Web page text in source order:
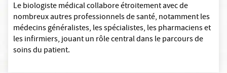
Le biologiste médical collabore étroitement avec de
nombreux autres professionnels de santé, notamment les
médecins généralistes, les spécialistes, les pharmaciens et
les infirmiers, jouant un rôle central dans le parcours de
soins du patient.